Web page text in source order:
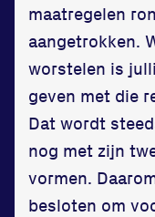
Atleten
maatregelen
aangetrokken.
worstelen is
geven met die
Dat wordt
nog met zijn
vormen.
besloten om